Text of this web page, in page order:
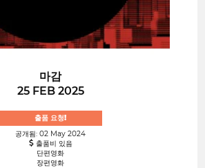
마감
25 FEB 2025
출품 요청!
공개됨: 02 May 2024
출품비 있음
단편영화
장편영화